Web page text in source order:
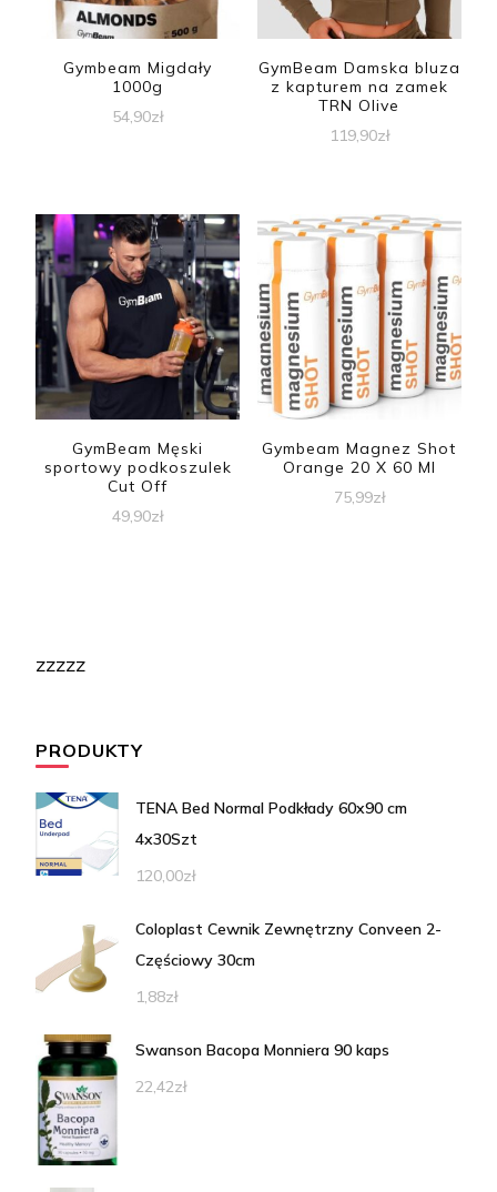
Gymbeam Migdały
1000g
54,90zł
GymBeam Damska bluza
z kapturem na zamek
TRN Olive
119,90zł
GymBeam Męski
sportowy podkoszulek
Cut Off
49,90zł
Gymbeam Magnez Shot
Orange 20 X 60 Ml
75,99zł
zzzzz
PRODUKTY
TENA Bed Normal Podkłady 60x90 cm
4x30Szt
120,00zł
Coloplast Cewnik Zewnętrzny Conveen 2-
Częściowy 30cm
1,88zł
Swanson Bacopa Monniera 90 kaps
22,42zł